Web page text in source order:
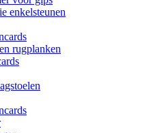
enkelsteunen
rugplanken